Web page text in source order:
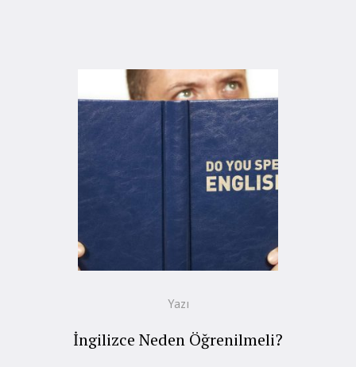
Yazı
İngilizce Neden Öğrenilmeli?